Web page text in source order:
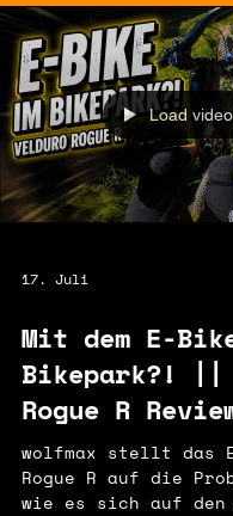
Load video
17. Juli
Mit dem E-
Bikepark?! ||
Rogue R
wolfmax stellt das
Rogue R auf die
wie es sich auf den